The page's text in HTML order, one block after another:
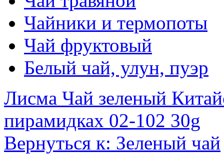
Чайники и термопоты
Чай фруктовый
Белый чай, улун, пуэр
Лисма Чай зеленый
пирамидках 02-102 30g
Вернуться к: Зеленый чай